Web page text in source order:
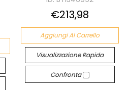
€213,98
Aggiungi Al Carrello
Visualizzazione Rapida
Confronta